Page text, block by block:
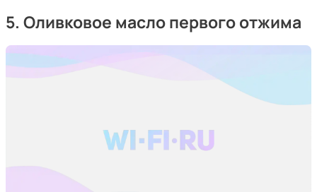
5. Оливковое масло первого отжима